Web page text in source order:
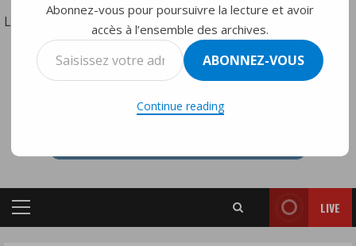
Lire la suite
URGENT
/
Tensions
économiques
souverain
RTVMFMY+
Primary
LIVE
Abonnez-vous pour poursuivre la lecture et avoir
accès à l’ensemble des archives.
Saisissez
votre
ABONNEZ-VOUS
Continue reading